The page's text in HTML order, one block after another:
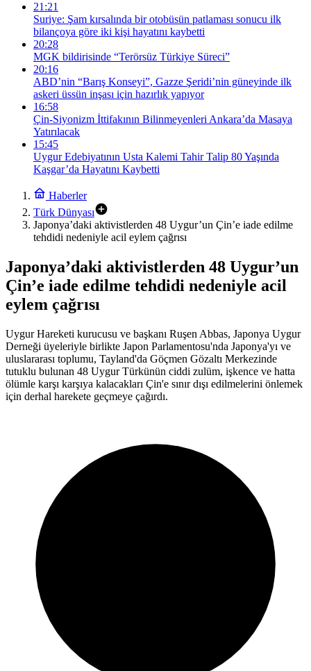
21:21
Suriye: Şam kırsalında bir otobüsün patlaması sonucu ilk
bilançoya göre iki kişi hayatını kaybetti
20:28
MGK bildirisinde “Terörsüz Türkiye Süreci”
20:16
ABD’nin “Barış Konseyi”, Gazze Şeridi’nin güneyinde ilk
askeri üssün inşası için hazırlık yapıyor
16:58
Çin-Siyonizm İttifakının Bilinmeyenleri Ankara’da Masaya
Yatırılacak
15:45
Uygur Edebiyatının Usta Kalemi Tahir Talip 80 Yaşında
Kaşgar’da Hayatını Kaybetti
Haberler
Türk Dünyası
Japonya’daki aktivistlerden 48 Uygur’un Çin’e iade edilme
tehdidi nedeniyle acil eylem çağrısı
Japonya’daki aktivistlerden 48 Uygur’un
Çin’e iade edilme tehdidi nedeniyle acil
eylem çağrısı
Uygur Hareketi kurucusu ve başkanı Ruşen Abbas, Japonya Uygur
Derneği üyeleriyle birlikte Japon Parlamentosu'nda Japonya'yı ve
uluslararası toplumu, Tayland'da Göçmen Gözaltı Merkezinde
tutuklu bulunan 48 Uygur Türkünün ciddi zulüm, işkence ve hatta
ölümle karşı karşıya kalacakları Çin'e sınır dışı edilmelerini önlemek
için derhal harekete geçmeye çağırdı.